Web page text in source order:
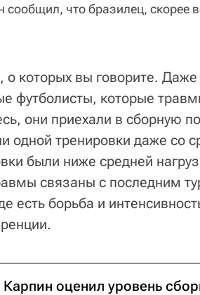
что бразилец, скорее
о которых вы говорите.
футболисты, которые
они приехали в сборную
одной тренировки даже со
были ниже средней
связаны с последним
есть борьба и
Карпин оценил уровень